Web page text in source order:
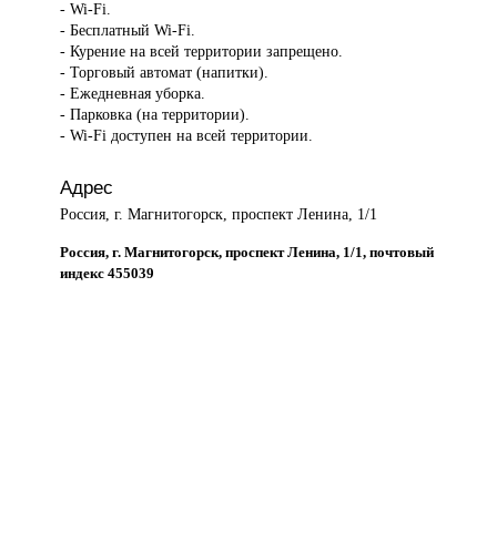
- Wi-Fi.
- Бесплатный Wi-Fi.
- Курение на всей территории запрещено.
- Торговый автомат (напитки).
- Ежедневная уборка.
- Парковка (на территории).
- Wi-Fi доступен на всей территории.
Адрес
Россия, г. Магнитогорск, проспект Ленина, 1/1
Россия, г. Магнитогорск, проспект Ленина, 1/1, почтовый
индекс 455039